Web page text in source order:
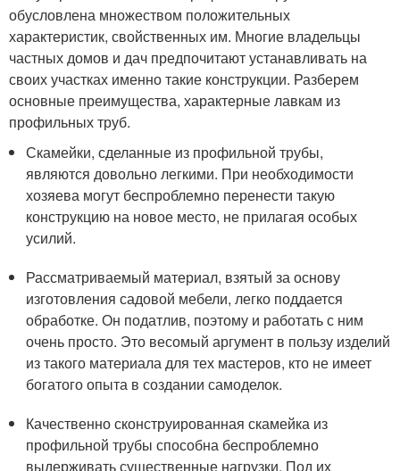
обусловлена множеством положительных
характеристик, свойственных им. Многие владельцы
частных домов и дач предпочитают устанавливать на
своих участках именно такие конструкции. Разберем
основные преимущества, характерные лавкам из
профильных труб.
Скамейки, сделанные из профильной трубы,
являются довольно легкими. При необходимости
хозяева могут беспроблемно перенести такую
конструкцию на новое место, не прилагая особых
усилий.
Рассматриваемый материал, взятый за основу
изготовления садовой мебели, легко поддается
обработке. Он податлив, поэтому и работать с ним
очень просто. Это весомый аргумент в пользу изделий
из такого материала для тех мастеров, кто не имеет
богатого опыта в создании самоделок.
Качественно сконструированная скамейка из
профильной трубы способна беспроблемно
выдерживать существенные нагрузки. Под их